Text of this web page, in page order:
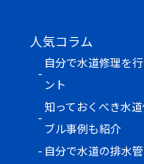
人気コラム
自分で水道修理を
ント
知っておくべき水
ブル事例も紹介
自分で水道の排水